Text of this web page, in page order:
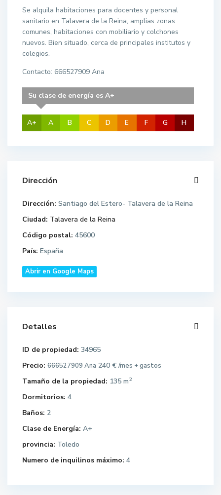
Se alquila habitaciones para docentes y personal
sanitario en Talavera de la Reina, amplias zonas
comunes, habitaciones con mobiliario y colchones
nuevos. Bien situado, cerca de principales institutos y
colegios.
Contacto: 666527909 Ana
Su clase de energía es A+
A+ A B C D E F G H
Dirección
Dirección: Santiago del Estero- Talavera de la Reina
Ciudad: Talavera de la Reina
Código postal: 45600
País: España
Abrir en Google Maps
Detalles
ID de propiedad: 34965
Precio: 666527909 Ana 240 € /mes + gastos
Tamaño de la propiedad: 135 m2
Dormitorios: 4
Baños: 2
Clase de Energía: A+
provincia: Toledo
Numero de inquilinos máximo: 4